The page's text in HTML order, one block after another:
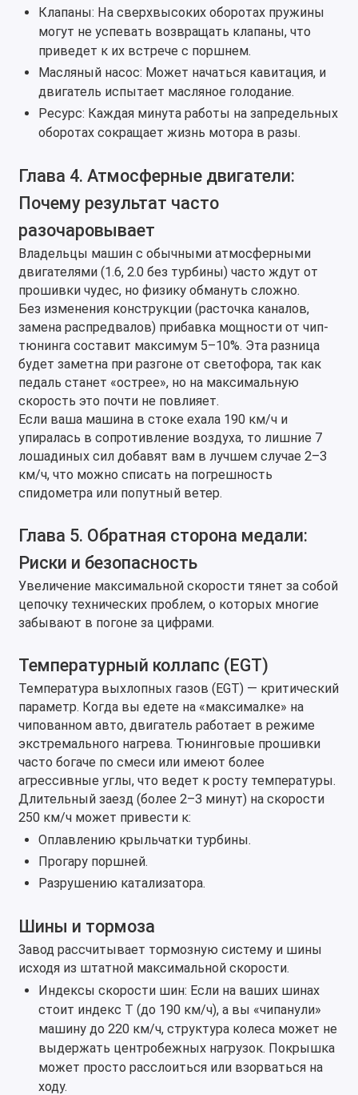
Клапаны: На сверхвысоких оборотах пружины
могут не успевать возвращать клапаны, что
приведет к их встрече с поршнем.
Масляный насос: Может начаться кавитация, и
двигатель испытает масляное голодание.
Ресурс: Каждая минута работы на запредельных
оборотах сокращает жизнь мотора в разы.
Глава 4. Атмосферные двигатели:
Почему результат часто
разочаровывает
Владельцы машин с обычными атмосферными
двигателями (1.6, 2.0 без турбины) часто ждут от
прошивки чудес, но физику обмануть сложно.
Без изменения конструкции (расточка каналов,
замена распредвалов) прибавка мощности от чип-
тюнинга составит максимум 5–10%. Эта разница
будет заметна при разгоне от светофора, так как
педаль станет «острее», но на максимальную
скорость это почти не повлияет.
Если ваша машина в стоке ехала 190 км/ч и
упиралась в сопротивление воздуха, то лишние 7
лошадиных сил добавят вам в лучшем случае 2–3
км/ч, что можно списать на погрешность
спидометра или попутный ветер.
Глава 5. Обратная сторона медали:
Риски и безопасность
Увеличение максимальной скорости тянет за собой
цепочку технических проблем, о которых многие
забывают в погоне за цифрами.
Температурный коллапс (EGT)
Температура выхлопных газов (EGT) — критический
параметр. Когда вы едете на «максималке» на
чипованном авто, двигатель работает в режиме
экстремального нагрева. Тюнинговые прошивки
часто богаче по смеси или имеют более
агрессивные углы, что ведет к росту температуры.
Длительный заезд (более 2–3 минут) на скорости
250 км/ч может привести к:
Оплавлению крыльчатки турбины.
Прогару поршней.
Разрушению катализатора.
Шины и тормоза
Завод рассчитывает тормозную систему и шины
исходя из штатной максимальной скорости.
Индексы скорости шин: Если на ваших шинах
стоит индекс T (до 190 км/ч), а вы «чипанули»
машину до 220 км/ч, структура колеса может не
выдержать центробежных нагрузок. Покрышка
может просто расслоиться или взорваться на
ходу.